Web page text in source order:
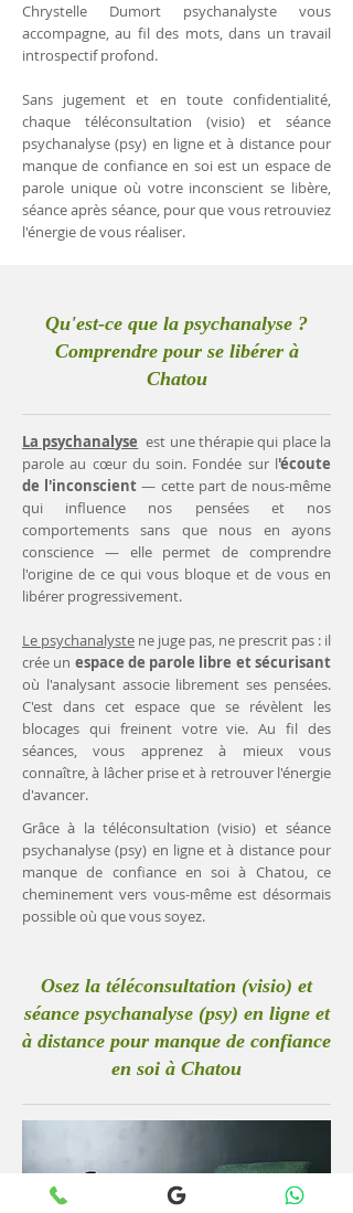
Chrystelle Dumort psychanalyste vous
accompagne, au fil des mots, dans un travail
introspectif profond.
Sans jugement et en toute confidentialité,
chaque téléconsultation (visio) et séance
psychanalyse (psy) en ligne et à distance pour
manque de confiance en soi est un espace de
parole unique où votre inconscient se libère,
séance après séance, pour que vous retrouviez
l'énergie de vous réaliser.
Qu'est-ce que la psychanalyse ?
Comprendre pour se libérer à
Chatou
La psychanalyse est une thérapie qui place la
parole au cœur du soin. Fondée sur l'écoute
de l'inconscient— cette part de nous-même
qui influence nos pensées et nos
comportements sans que nous en ayons
conscience — elle permet de comprendre
l'origine de ce qui vous bloque et de vous en
libérer progressivement.
Le psychanalyste ne juge pas, ne prescrit pas : il
crée un espace de parole libre et sécurisant
où l'analysant associe librement ses pensées.
C'est dans cet espace que se révèlent les
blocages qui freinent votre vie. Au fil des
séances, vous apprenez à mieux vous
connaître, à lâcher prise et à retrouver l'énergie
d'avancer.
Grâce à la téléconsultation (visio) et séance
psychanalyse (psy) en ligne et à distance pour
manque de confiance en soi à Chatou, ce
cheminement vers vous-même est désormais
possible où que vous soyez.
Osez la téléconsultation (visio) et
séance psychanalyse (psy) en ligne et
à distance pour manque de confiance
en soi à Chatou